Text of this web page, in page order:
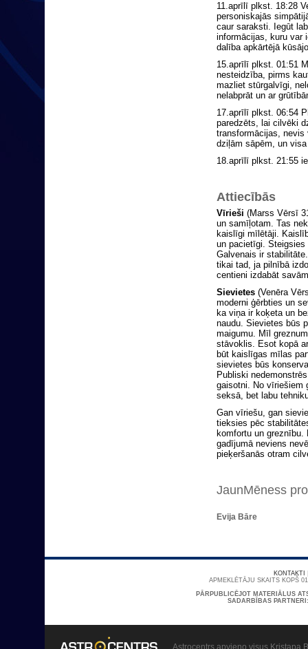
11.aprīlī plkst. 18:28
personiskajās
caur saraksti. Iegūt
informācijas, kuru var
dalība apkārtējā
15.aprīlī plkst. 01:51
nesteidzība, pirms
mazliet stūrgalvīgi,
nelabprāt un ar
17.aprīlī plkst. 06:54
paredzēts, lai cilvēki
transformācijas,
dziļām sāpēm, un
18.aprīlī plkst. 21:55
Attiecībās
Vīrieši (Marss Vērsī
un samīļotam. Tas
kaislīgi mīlētāji.
un pacietīgi.
Galvenais ir
tikai tad, ja pilnībā
centieni izdabāt
Sievietes (Venēra
moderni ģērbties un
ka viņa ir koķeta un
naudu. Sievietes būs
maigumu. Mīl
stāvoklis. Esot kopā
būt kaislīgas mīlas
sievietes būs
Publiski
gaisotni. No vīriešiem
seksā, bet labu
Gan vīriešu, gan
tieksies pēc
komfortu un
gadījumā neviens
pieķeršanās otram
JaunMēness
Evija Bāre
KONTAKTI
APMEKLĒTĀJU SKAITS KOPŠ
PĀRPUBLICĒJOT MATERIĀLUS
SADARBĪBAS
Astrocentrs apvieno visus Kristapa